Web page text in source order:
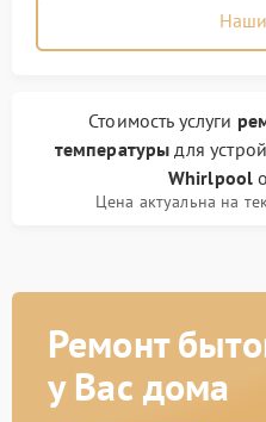
Стоимость услуги
температуры для
Whirlpool
Цена актуальна на
Ремонт
у Вас дома